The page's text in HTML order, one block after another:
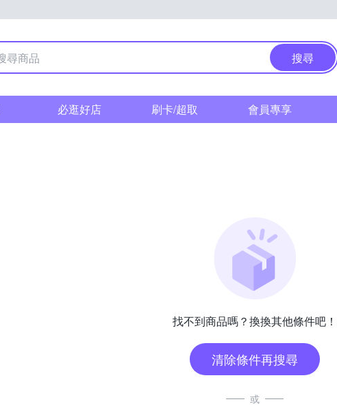
搜尋
必逛好店 刷卡/超取 會員專享
找不到商品嗎？換換其他條件吧！
清除條件再搜尋
或